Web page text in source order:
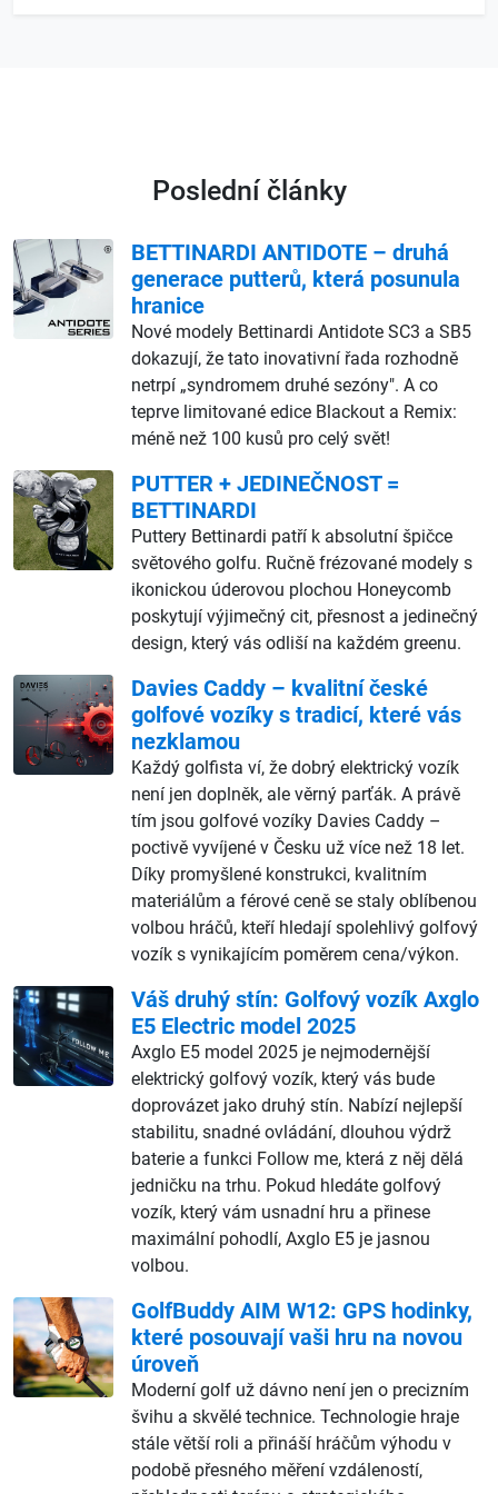
Poslední články
BETTINARDI ANTIDOTE – druhá
generace putterů, která posunula
hranice
Nové modely Bettinardi Antidote SC3 a SB5
dokazují, že tato inovativní řada rozhodně
netrpí „syndromem druhé sezóny". A co
teprve limitované edice Blackout a Remix:
méně než 100 kusů pro celý svět!
PUTTER + JEDINEČNOST =
BETTINARDI
Puttery Bettinardi patří k absolutní špičce
světového golfu. Ručně frézované modely s
ikonickou úderovou plochou Honeycomb
poskytují výjimečný cit, přesnost a jedinečný
design, který vás odliší na každém greenu.
Davies Caddy – kvalitní české
golfové vozíky s tradicí, které vás
nezklamou
Každý golfista ví, že dobrý elektrický vozík
není jen doplněk, ale věrný parťák. A právě
tím jsou golfové vozíky Davies Caddy –
poctivě vyvíjené v Česku už více než 18 let.
Díky promyšlené konstrukci, kvalitním
materiálům a férové ceně se staly oblíbenou
volbou hráčů, kteří hledají spolehlivý golfový
vozík s vynikajícím poměrem cena/výkon.
Váš druhý stín: Golfový vozík Axglo
E5 Electric model 2025
Axglo E5 model 2025 je nejmodernější
elektrický golfový vozík, který vás bude
doprovázet jako druhý stín. Nabízí nejlepší
stabilitu, snadné ovládání, dlouhou výdrž
baterie a funkci Follow me, která z něj dělá
jedničku na trhu. Pokud hledáte golfový
vozík, který vám usnadní hru a přinese
maximální pohodlí, Axglo E5 je jasnou
volbou.
GolfBuddy AIM W12: GPS hodinky,
které posouvají vaši hru na novou
úroveň
Moderní golf už dávno není jen o precizním
švihu a skvělé technice. Technologie hraje
stále větší roli a přináší hráčům výhodu v
podobě přesného měření vzdáleností,